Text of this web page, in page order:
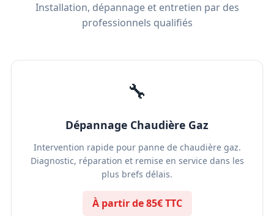
Installation, dépannage et entretien par des
professionnels qualifiés
🔧
Dépannage Chaudière Gaz
Intervention rapide pour panne de chaudière gaz.
Diagnostic, réparation et remise en service dans les
plus brefs délais.
À partir de 85€ TTC